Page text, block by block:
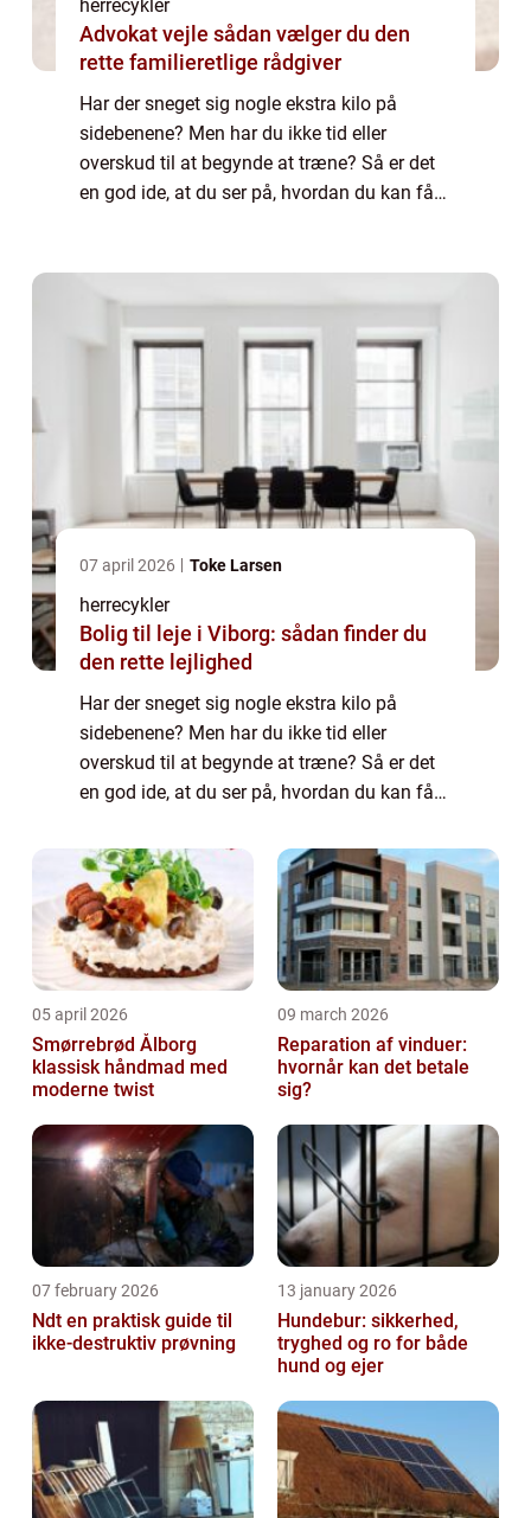
herrecykler
Advokat vejle sådan vælger du den
rette familieretlige rådgiver
Har der sneget sig nogle ekstra kilo på
sidebenene? Men har du ikke tid eller
overskud til at begynde at træne? Så er det
en god ide, at du ser på, hvordan du kan få
07 april 2026 Toke Larsen
herrecykler
Bolig til leje i Viborg: sådan finder du
den rette lejlighed
Har der sneget sig nogle ekstra kilo på
sidebenene? Men har du ikke tid eller
overskud til at begynde at træne? Så er det
en god ide, at du ser på, hvordan du kan få
rutiner. En oplagt mulighed for dig er, at d...
05 april 2026
Smørrebrød Ålborg
klassisk håndmad med
moderne twist
09 march 2026
Reparation af vinduer:
hvornår kan det betale
sig?
07 february 2026
Ndt en praktisk guide til
ikke-destruktiv prøvning
13 january 2026
Hundebur: sikkerhed,
tryghed og ro for både
hund og ejer